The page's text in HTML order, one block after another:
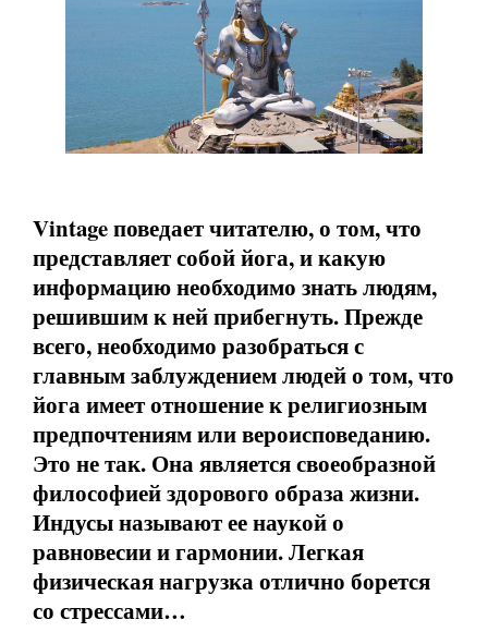
Vintage поведает читателю, о том, что
представляет собой йога, и какую
информацию необходимо знать людям,
решившим к ней прибегнуть. Прежде
всего, необходимо разобраться с
главным заблуждением людей о том, что
йога имеет отношение к религиозным
предпочтениям или вероисповеданию.
Это не так. Она является своеобразной
философией здорового образа жизни.
Индусы называют ее наукой о
равновесии и гармонии. Легкая
физическая нагрузка отлично борется
со стрессами…